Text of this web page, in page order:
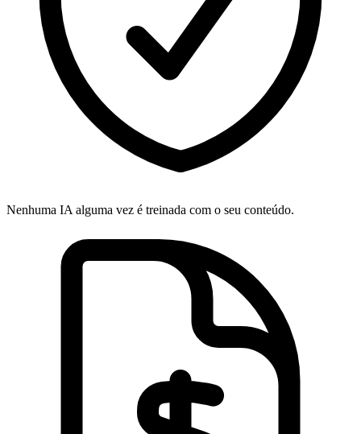
Nenhuma IA alguma vez é treinada com o seu conteúdo.